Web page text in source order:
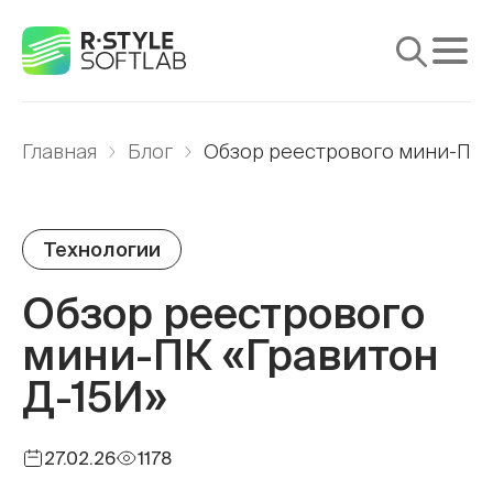
Решения
Медиа
Компания
Главная Блог Обзор реестрового мини-ПК
Технологии
Обзор реестрового
мини-ПК «Гравитон
Д-15И»
27.02.26 1178